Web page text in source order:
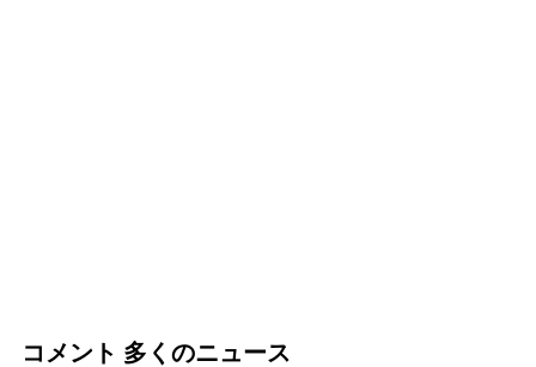
コメント 多くのニュース